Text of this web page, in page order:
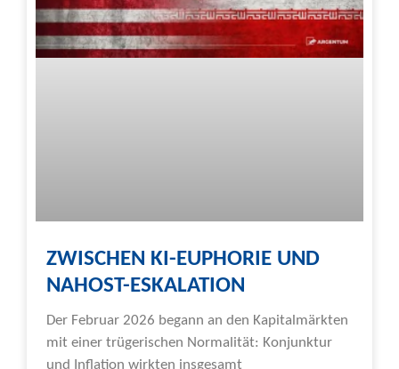
ZWISCHEN KI-EUPHORIE UND
NAHOST-ESKALATION
Der Februar 2026 begann an den Kapitalmärkten
mit einer trügerischen Normalität: Konjunktur
und Inflation wirkten insgesamt